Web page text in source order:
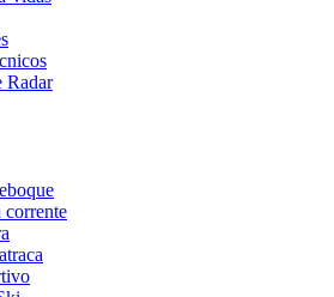
Radar
corrente